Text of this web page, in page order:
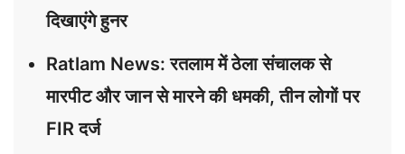
दिखाएंगे हुनर
Ratlam News: रतलाम में ठेला संचालक से
मारपीट और जान से मारने की धमकी, तीन लोगों पर
FIR दर्ज